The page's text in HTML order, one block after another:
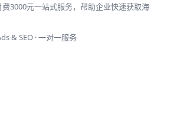
3000元一站式服务，帮助企业快速获取海
& SEO · 一对一服务